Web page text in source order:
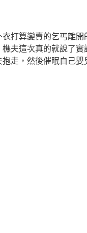
打算變賣的乞丐離
夫這次真的就說了
走，然後催眠自己嬰